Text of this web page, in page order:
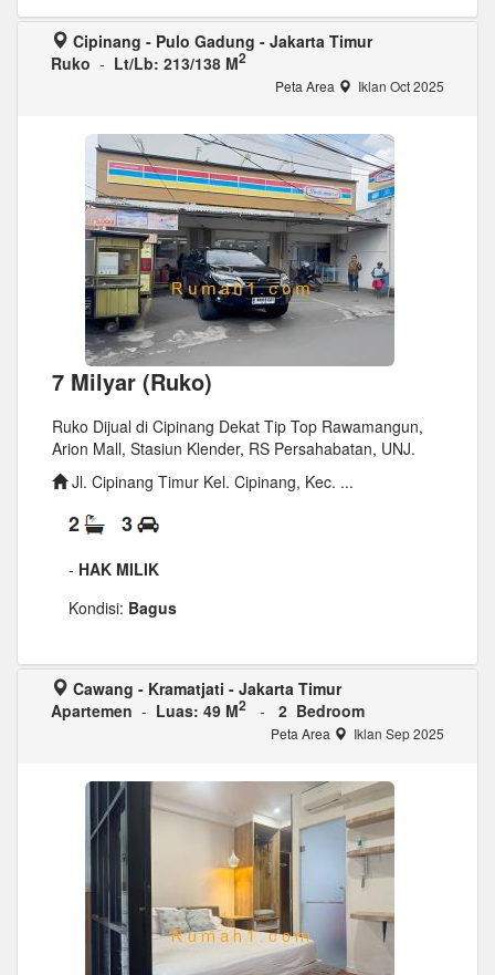
Cipinang - Pulo Gadung - Jakarta Timur
Ruko - Lt/Lb: 213/138 M2
Peta Area Iklan Oct 2025
7 Milyar (Ruko)
Ruko Dijual di Cipinang Dekat Tip Top Rawamangun,
Arion Mall, Stasiun Klender, RS Persahabatan, UNJ.
Jl. Cipinang Timur Kel. Cipinang, Kec. ...
2 3
- HAK MILIK
Kondisi: Bagus
Cawang - Kramatjati - Jakarta Timur
Apartemen - Luas: 49 M2 - 2 Bedroom
Peta Area Iklan Sep 2025